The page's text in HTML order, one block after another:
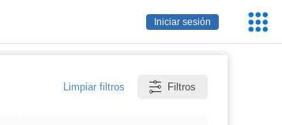
Iniciar sesión
Limpiar filtros Filtros